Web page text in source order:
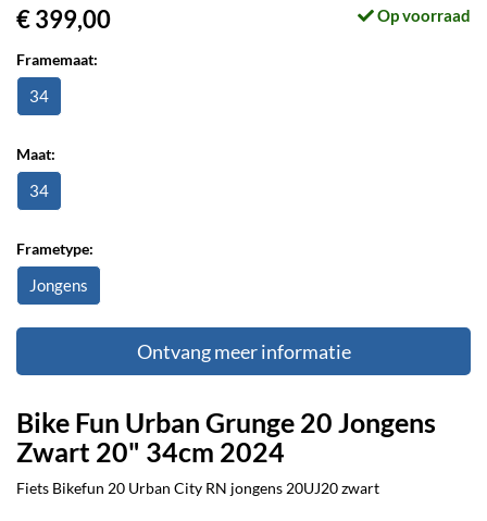
€ 399,00 Op voorraad
Framemaat:
34
Maat:
34
Frametype:
Jongens
Ontvang meer informatie
Bike Fun Urban Grunge 20 Jongens
Zwart 20" 34cm 2024
Fiets Bikefun 20 Urban City RN jongens 20UJ20 zwart